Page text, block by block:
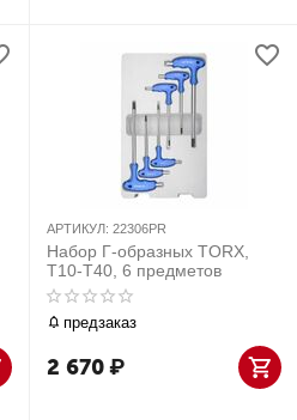
АРТИКУЛ: 22306PR
Набор Г-образных TORX,
T10-T40, 6 предметов
предзаказ
2 670₽